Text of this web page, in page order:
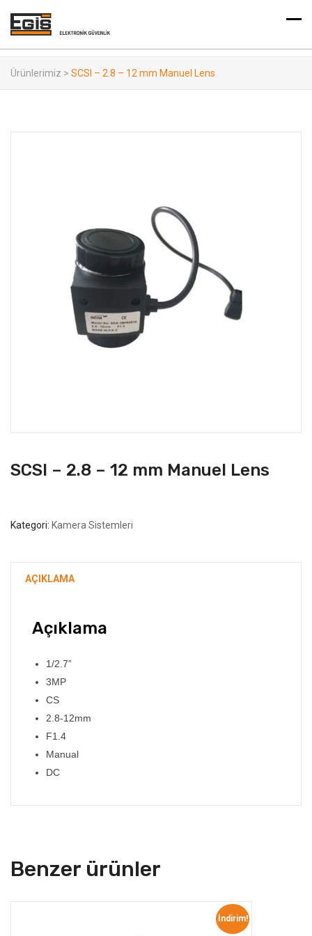
Ürünlerimiz > SCSI – 2.8 – 12 mm Manuel Lens
SCSI – 2.8 – 12 mm Manuel Lens
Kategori: Kamera Sistemleri
AÇIKLAMA
Açıklama
1/2.7”
3MP
CS
2.8-12mm
F1.4
Manual
DC
Benzer ürünler